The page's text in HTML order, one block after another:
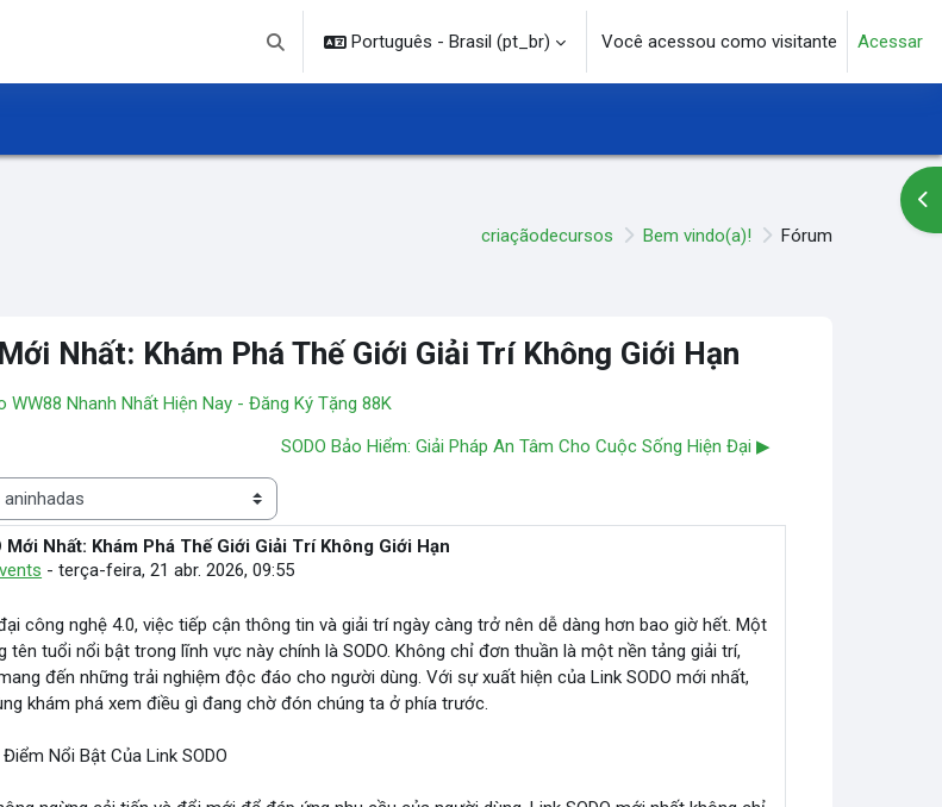
Alternar entrada de pesquisa
Português - Brasil ‎(pt_br)‎ Você acessou como visitante Acessar
criaçãodecursos Bem vindo(a)! Fórum
Nhất: Khám Phá Thế Giới Giải Trí Không Giới Hạn
WW88 Nhanh Nhất Hiện Nay - Đăng Ký Tặng 88K
SODO Bảo Hiểm: Giải Pháp An Tâm Cho Cuộc Sống Hiện Đại ▶︎
Mới Nhất: Khám Phá Thế Giới Giải Trí Không Giới Hạn
-terça-feira, 21 abr. 2026, 09:55
0
công nghệ 4.0, việc tiếp cận thông tin và giải trí ngày càng trở nên dễ dàng hơn bao giờ hết. Một
tên tuổi nổi bật trong lĩnh vực này chính là SODO. Không chỉ đơn thuần là một nền tảng giải trí,
đến những trải nghiệm độc đáo cho người dùng. Với sự xuất hiện của Link SODO mới nhất,
khám phá xem điều gì đang chờ đón chúng ta ở phía trước.
Nổi Bật Của Link SODO